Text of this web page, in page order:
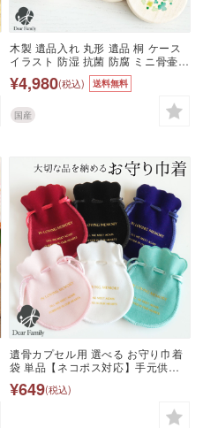
木製 遺品入れ 丸形 遺品 桐 ケース
イラスト 防湿 抗菌 防腐 ミニ骨壷
国産 水子供養 手元供養 メモリアル
プリント かわいい おしゃれ 日本製
遺骨カプセル 遺灰 遺髪 形見 へその
緒 赤ちゃん 子供 花柄 ナチュラル
¥4,980(税込) 送料無料
国産
遺骨カプセル用 選べる お守り巾着
袋 単品【ネコポス対応】手元供養
骨ペンダント 遺品 遺髪 形見 思い出
の品 メモリアル 持ち歩き 携帯 入れ
物 ケース ポーチ 仏具 天使ママ
¥649(税込)